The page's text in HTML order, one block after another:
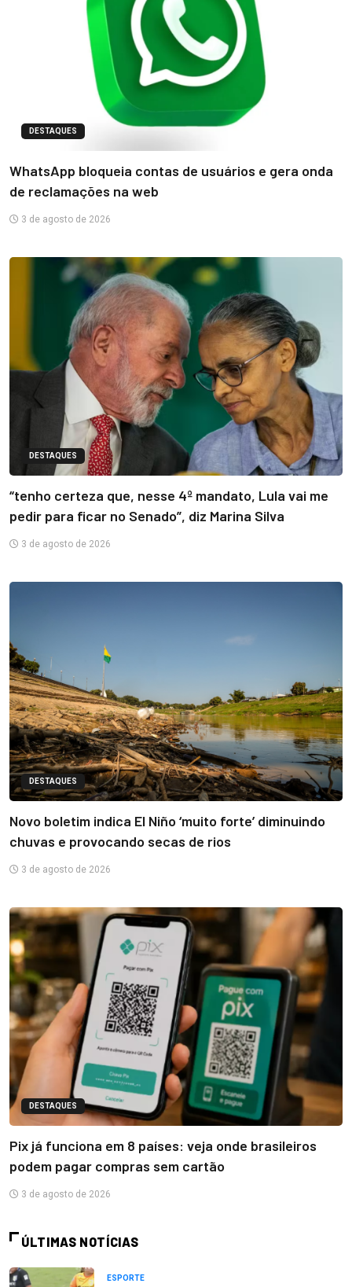
DESTAQUES
WhatsApp bloqueia contas de usuários e gera onda
de reclamações na web
3 de agosto de 2026
DESTAQUES
“tenho certeza que, nesse 4º mandato, Lula vai me
pedir para ficar no Senado”, diz Marina Silva
3 de agosto de 2026
DESTAQUES
Novo boletim indica El Niño ‘muito forte’ diminuindo
chuvas e provocando secas de rios
3 de agosto de 2026
DESTAQUES
Pix já funciona em 8 países: veja onde brasileiros
podem pagar compras sem cartão
3 de agosto de 2026
ÚLTIMAS NOTÍCIAS
ESPORTE